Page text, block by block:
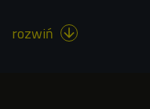
rozwiń 